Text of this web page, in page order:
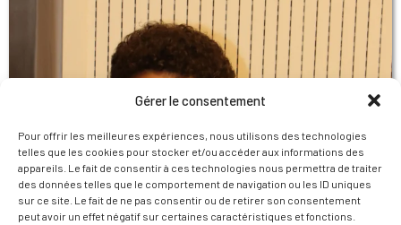
Gérer le consentement
Pour offrir les meilleures expériences, nous utilisons des technologies
telles que les cookies pour stocker et/ou accéder aux informations des
appareils. Le fait de consentir à ces technologies nous permettra de traiter
des données telles que le comportement de navigation ou les ID uniques
sur ce site. Le fait de ne pas consentir ou de retirer son consentement
peut avoir un effet négatif sur certaines caractéristiques et fonctions.